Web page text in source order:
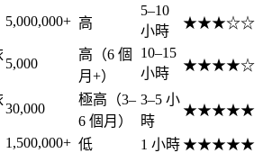
5,000,000+ 高
5–10
小時
★★★☆☆
5,000
高（6 個
月+）
10–15
小時
★★★★☆
30,000
極高（3–
6 個月）
3–5 小
時
★★★★★
1,500,000+ 低 1 小時 ★★★★★